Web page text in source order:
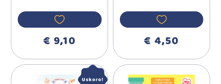
€ 9,10 € 4,50
Uskoro!